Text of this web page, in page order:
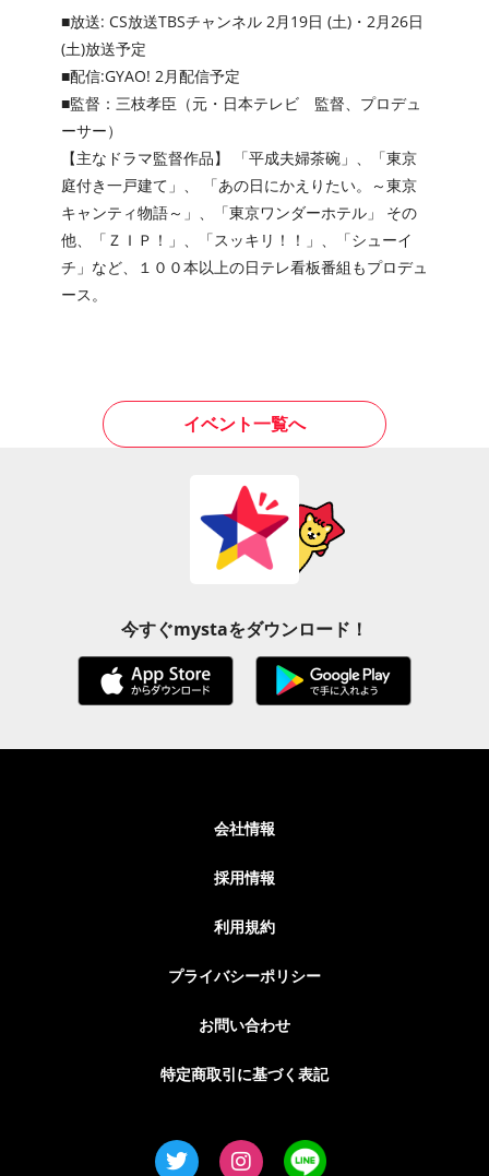
■放送: CS放送TBSチャンネル 2月19日 (土)・2月26日
(土)放送予定
■配信:GYAO! 2月配信予定
■監督：三枝孝臣（元・日本テレビ 監督、プロデュ
ーサー）
【主なドラマ監督作品】 「平成夫婦茶碗」、「東京
庭付き一戸建て」、 「あの日にかえりたい。～東京
キャンティ物語～」、「東京ワンダーホテル」 その
他、「ＺＩＰ！」、「スッキリ！！」、「シューイ
チ」など、１００本以上の日テレ看板番組もプロデュ
ース。
イベント一覧へ
今すぐmystaをダウンロード！
会社情報
採用情報
利用規約
プライバシーポリシー
お問い合わせ
特定商取引に基づく表記